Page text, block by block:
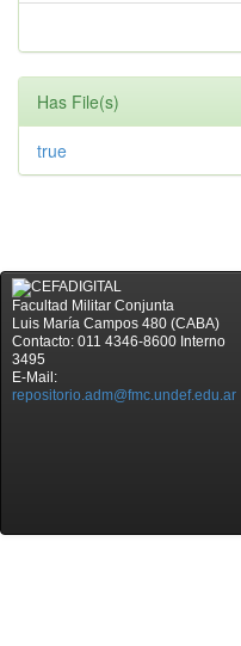
Has File(s)
true
Facultad Militar Conjunta
Luis María Campos 480 (CABA)
Contacto: 011 4346-8600 Interno
3495
E-Mail:
repositorio.adm@fmc.undef.edu.ar